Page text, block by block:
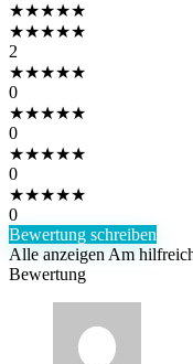
★★★★★
★★★★★
2
★★★★★
0
★★★★★
0
★★★★★
0
★★★★★
0
Bewertung schreiben
Alle anzeigen Am
Bewertung